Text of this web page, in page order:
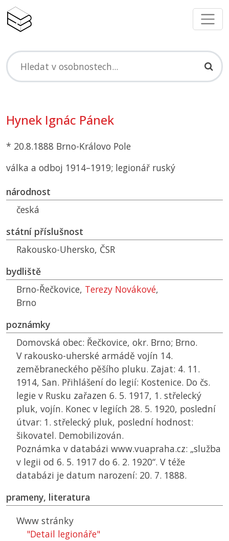
Hynek Ignác Pánek
* 20.8.1888 Brno-Královo Pole
válka a odboj 1914–1919; legionář ruský
národnost
česká
státní příslušnost
Rakousko-Uhersko, ČSR
bydliště
Brno-Řečkovice, Terezy Novákové,
Brno
poznámky
Domovská obec: Řečkovice, okr. Brno; Brno.
V rakousko-uherské armádě vojín 14.
zeměbraneckého pěšího pluku. Zajat: 4. 11.
1914, San. Přihlášení do legií: Kostenice. Do čs.
legie v Rusku zařazen 6. 5. 1917, 1. střelecký
pluk, vojín. Konec v legiích 28. 5. 1920, poslední
útvar: 1. střelecký pluk, poslední hodnost:
šikovatel. Demobilizován.
Poznámka v databázi www.vuapraha.cz: „služba
v legii od 6. 5. 1917 do 6. 2. 1920“. V téže
databázi je datum narození: 20. 7. 1888.
prameny, literatura
Www stránky
"Detail legionáře"